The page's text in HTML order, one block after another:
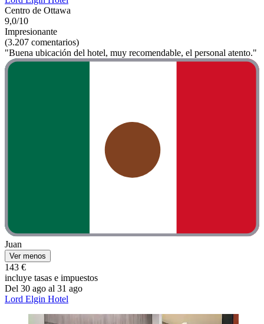
Centro de Ottawa
9,0/10
Impresionante
(3.207 comentarios)
"Buena ubicación del hotel, muy recomendable, el personal atento."
Juan
Ver menos
143 €
incluye tasas e impuestos
Del 30 ago al 31 ago
Lord Elgin Hotel